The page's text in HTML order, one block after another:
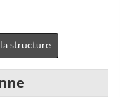
structure